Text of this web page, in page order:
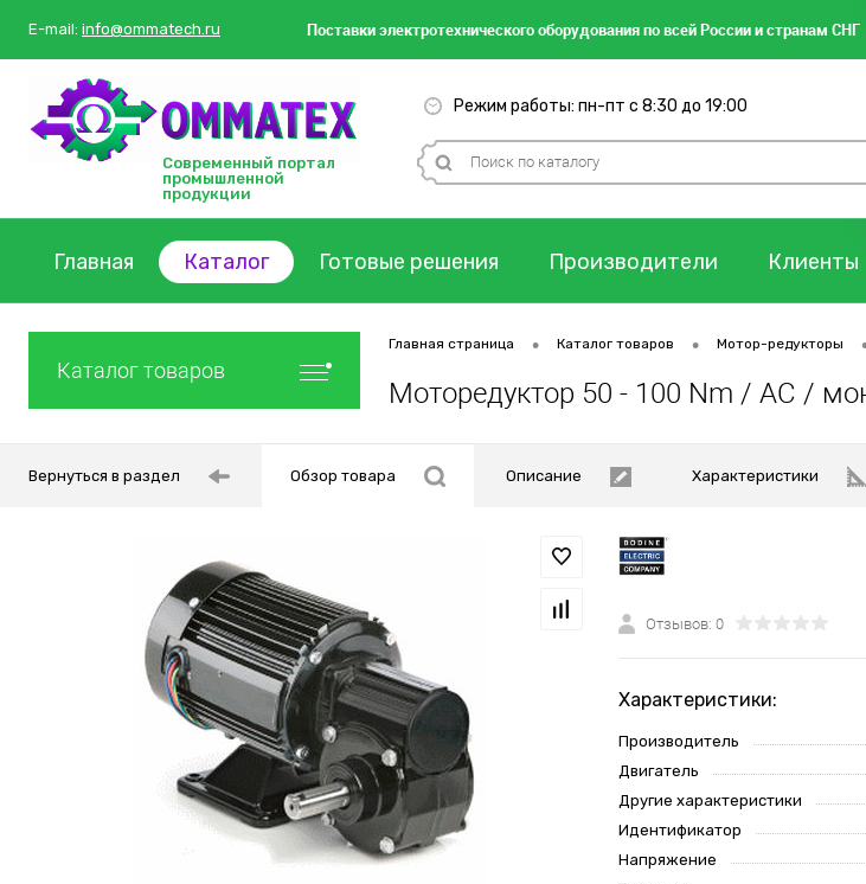
E-mail: info@ommatech.ru Поставкиэлектротехнического оборудования по всей России и странам СНГ
Современный портал
промышленной
продукции
Режим работы: пн-пт с 8:30 до 19:00
Главная Каталог Готовые решения Производители Клиенты
Каталог товаров
Главная страница • Каталог товаров • Мотор-редукторы
Моторедуктор 50 - 100 Nm / AC /
Вернуться в раздел Обзор товара Описание Характеристики
Отзывов: 0
Характеристики:
Производитель
Двигатель
Другие характеристики
Идентификатор
Напряжение